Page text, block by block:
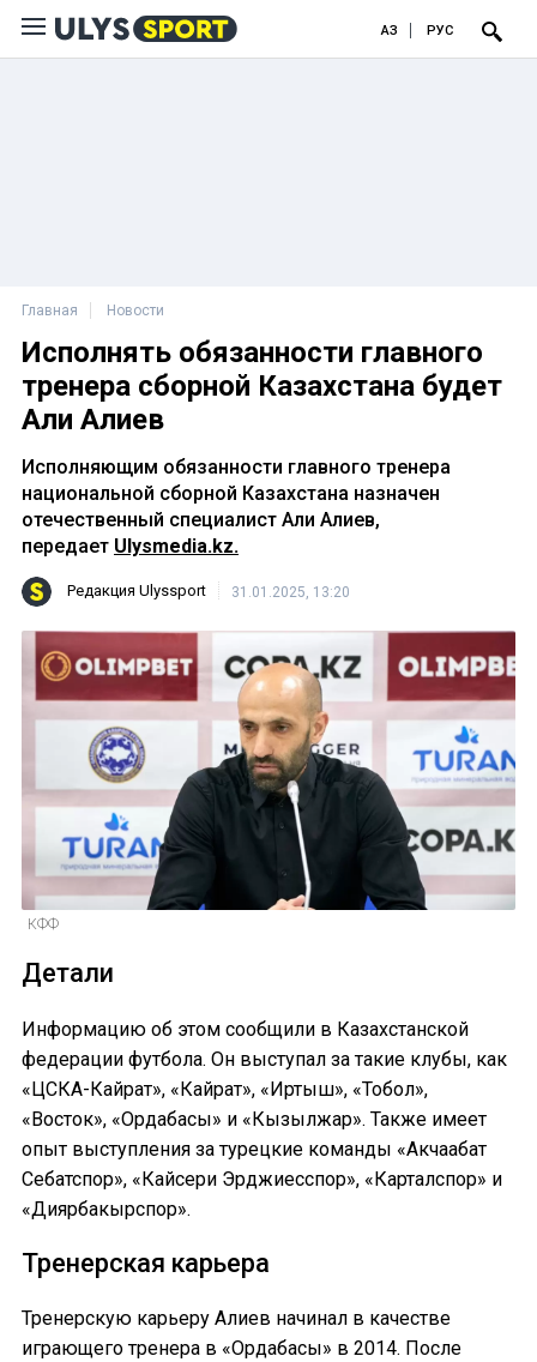
ҚАЗ РУС
Главная Новости
Исполнять обязанности главного
тренера сборной Казахстана будет
Али Алиев
Исполняющим обязанности главного тренера
национальной сборной Казахстана назначен
отечественный специалист Али Алиев,
передает Ulysmedia.kz.
Редакция Ulyssport 31.01.2025, 13:20
КФФ
Детали
Информацию об этом сообщили в Казахстанской
федерации футбола. Он выступал за такие клубы, как
«ЦСКА-Кайрат», «Кайрат», «Иртыш», «Тобол»,
«Восток», «Ордабасы» и «Кызылжар». Также имеет
опыт выступления за турецкие команды «Акчаабат
Себатспор», «Кайсери Эрджиесспор», «Карталспор» и
«Диярбакырспор».
Тренерская карьера
Тренерскую карьеру Алиев начинал в качестве
играющего тренера в «Ордабасы» в 2014. После